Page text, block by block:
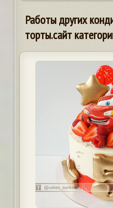
Работы других
торты.сайт